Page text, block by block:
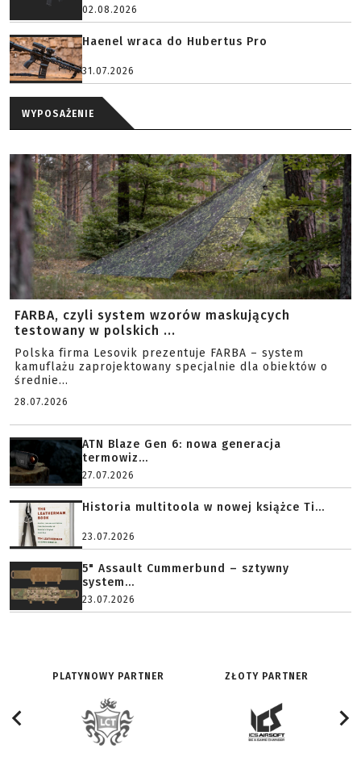
02.08.2026
Haenel wraca do Hubertus Pro
31.07.2026
WYPOSAŻENIE
FARBA, czyli system wzorów maskujących
testowany w polskich ...
Polska firma Lesovik prezentuje FARBA – system
kamuflażu zaprojektowany specjalnie dla obiektów o
średnie...
28.07.2026
ATN Blaze Gen 6: nowa generacja
termowiz...
27.07.2026
Historia multitoola w nowej książce Ti...
23.07.2026
5" Assault Cummerbund – sztywny
system...
23.07.2026
PLATYNOWY PARTNER ZŁOTY PARTNER